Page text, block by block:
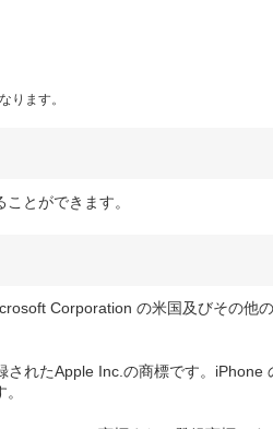
ります。
とができます。
Corporation の米国及びその他
れたApple Inc.の商標です。iPhone